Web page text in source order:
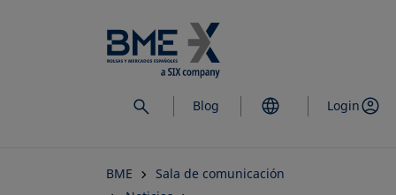
al
contenido
principal
Blog Login
BME
Sala de comunicación